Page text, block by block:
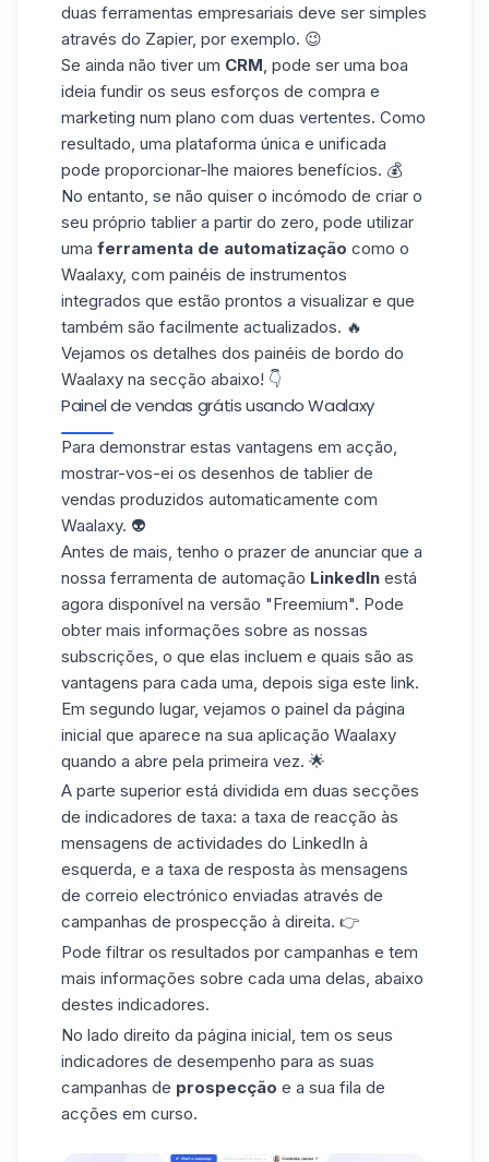
duas ferramentas empresariais deve ser simples
através do Zapier, por exemplo. 😉
Se ainda não tiver um CRM , pode ser uma boa
ideia fundir os seus esforços de compra e
marketing num plano com duas vertentes. Como
resultado, uma plataforma única e unificada
pode proporcionar-lhe maiores benefícios. 💰
No entanto, se não quiser o incómodo de criar o
seu próprio tablier a partir do zero, pode utilizar
uma ferramenta de automatização como o
Waalaxy, com painéis de instrumentos
integrados que estão prontos a visualizar e que
também são facilmente actualizados. 🔥
Vejamos os detalhes dos painéis de bordo do
Waalaxy na secção abaixo! 👇
Painel de vendas grátis usando Waalaxy
Para demonstrar estas vantagens em acção,
mostrar-vos-ei os desenhos de tablier de
vendas produzidos automaticamente com
Waalaxy. 👽
Antes de mais, tenho o prazer de anunciar que a
nossa ferramenta de automação LinkedIn está
agora disponível na versão "Freemium". Pode
obter mais informações sobre as nossas
subscrições, o que elas incluem e quais são as
vantagens para cada uma, depois siga este link.
Em segundo lugar, vejamos o painel da página
inicial que aparece na sua aplicação Waalaxy
quando a abre pela primeira vez. 🌟
A parte superior está dividida em duas secções
de indicadores de taxa: a taxa de reacção às
mensagens de actividades do LinkedIn à
esquerda, e a taxa de resposta às mensagens
de correio electrónico enviadas através de
campanhas de prospecção à direita. 👉
Pode filtrar os resultados por campanhas e tem
mais informações sobre cada uma delas, abaixo
destes indicadores.
No lado direito da página inicial, tem os seus
indicadores de desempenho para as suas
campanhas de prospecção e a sua fila de
acções em curso.